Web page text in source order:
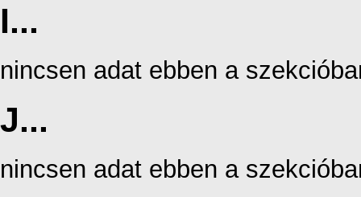
I...
nincsen adat ebben a
J...
nincsen adat ebben a